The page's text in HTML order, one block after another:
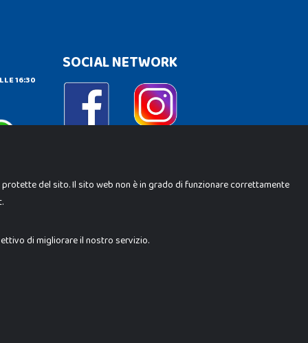
16:30
SOCIAL NETWORK
Srl. Ogni riproduzione o utilizzo non espressamente
differire da quanto esposto in negozio.
(MI)
del sito. Il sito web non è in grado di funzionare correttamente
di migliorare il nostro servizio.